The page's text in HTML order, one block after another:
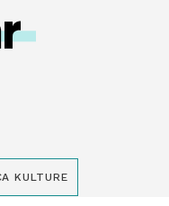
KULTURE